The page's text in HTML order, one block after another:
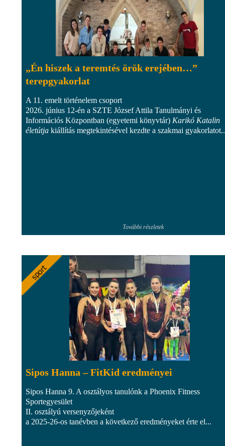
„Én hiszek a teremtés örök erejében…”
terepgyakorlat
A 11. emelt történelem csoport
2026. június 12-én a SZTE József Attila Tanulmányi és
Információs Központban (egyetemi könyvtár) Karikó Katalin
életútja kiállítás megtekintésével kezdte a szakmai
További részletek
Sipos Hanna – FitKid eredményei
Sipos Hanna 9. A osztályos tanulónk a Phoenix Fitness
Sportegyesület
II. osztályú versenyzőjeként
a 2025-26-os tanévben a következő eredményeket érte el...